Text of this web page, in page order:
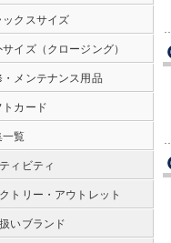
ックスサイズ
イズ（クロージング）
・メンテナンス用品
トカード
一覧
ィビティ
トリー・アウトレット
いブランド